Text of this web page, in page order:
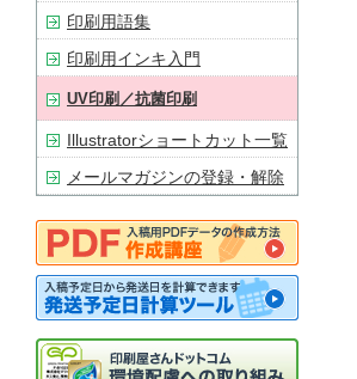
印刷用語集
印刷用インキ入門
UV印刷／抗菌印刷
Illustratorショートカット一覧
メールマガジンの登録・解除